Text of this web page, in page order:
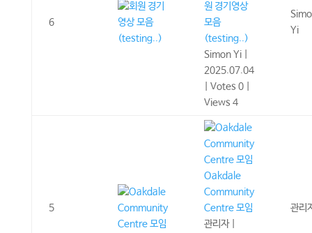
6
원 경기영상
모음
(testing..)
Simon Yi
2025.07.04
Votes 0
Views 4
Yi
5
Oakdale
Community
Centre 모임
관리자
관리